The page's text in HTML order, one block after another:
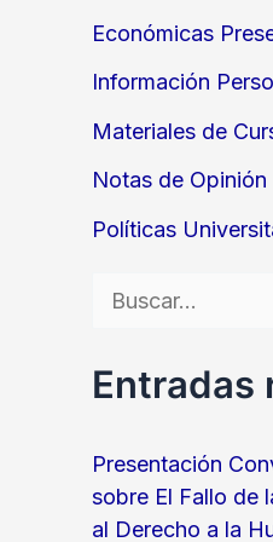
Económicas
Información
Materiales de
Notas de Opinión
Políticas
s
a
r
Entradas
Presentación
sobre El Fallo de
al Derecho a la